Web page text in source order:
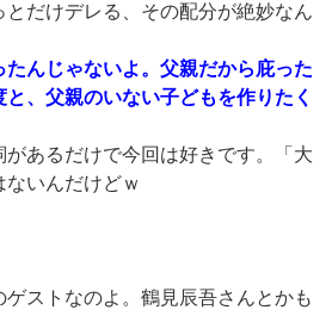
とだけデレる、その配分が絶妙なん
たんじゃないよ。父親だから庇った
、父親のいない子どもを作りたく
あるだけで今回は好きです。「大
いんだけどｗ
ストなのよ。鶴見辰吾さんとかも